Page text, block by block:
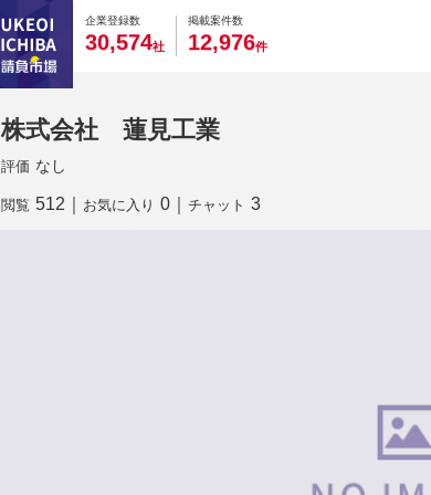
企業登録数
0
3
0
0,
0
5
0
74社
掲載案件数
0
1
0
2,
0
9
0
76件
株式会社 蓮見工業
評価 なし
閲覧 512 お気に入り 0 チャット 3